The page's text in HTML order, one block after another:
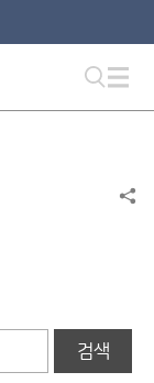
검색